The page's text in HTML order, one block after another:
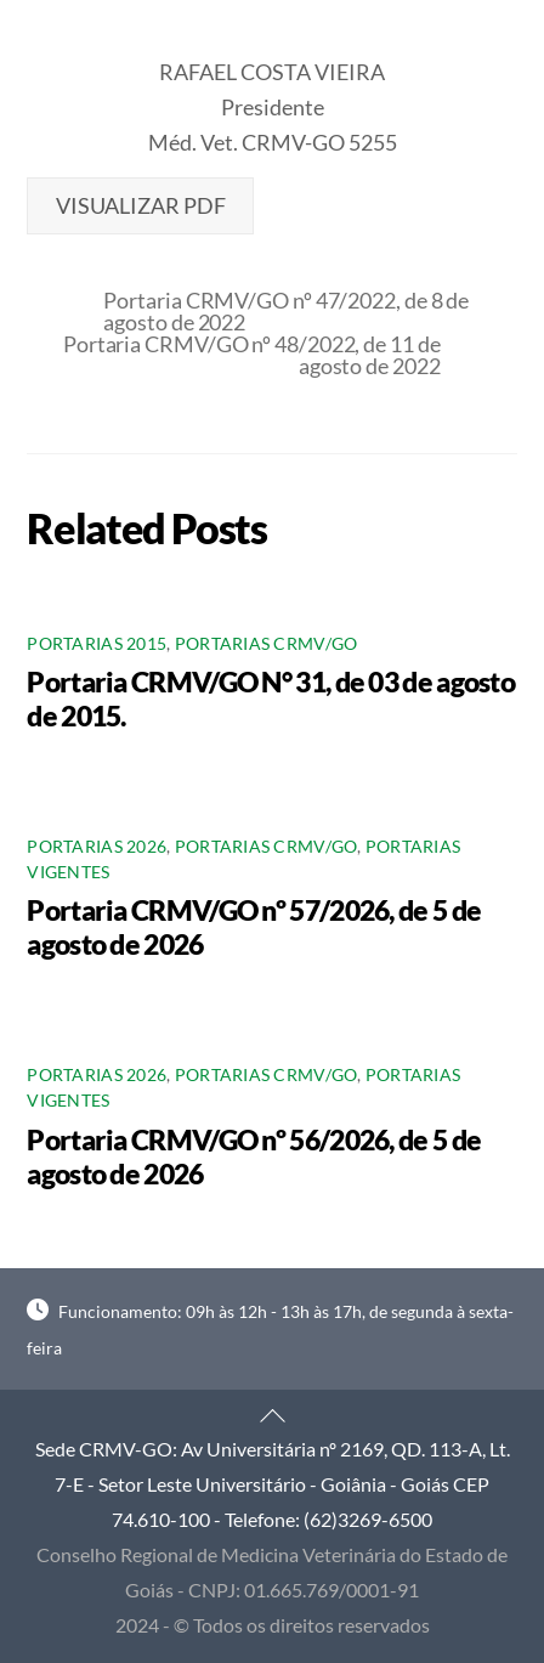
RAFAEL COSTA VIEIRA
Presidente
Méd. Vet. CRMV-GO 5255
VISUALIZAR PDF
Portaria CRMV/GO nº 47/2022, de 8 de
agosto de 2022
Portaria CRMV/GO nº 48/2022, de 11 de
agosto de 2022
Related Posts
PORTARIAS 2015, PORTARIAS CRMV/GO
Portaria CRMV/GO N° 31, de 03 de agosto
de 2015.
PORTARIAS 2026, PORTARIAS CRMV/GO, PORTARIAS
VIGENTES
Portaria CRMV/GO nº 57/2026, de 5 de
agosto de 2026
PORTARIAS 2026, PORTARIAS CRMV/GO, PORTARIAS
VIGENTES
Portaria CRMV/GO nº 56/2026, de 5 de
agosto de 2026
Funcionamento: 09h às 12h - 13h às 17h, de segunda à sexta-
feira
Back
To
Top
Sede CRMV-GO: Av Universitária nº 2169, QD. 113-A, Lt.
7-E - Setor Leste Universitário - Goiânia - Goiás CEP
74.610-100 - Telefone: (62)3269-6500
Conselho Regional de Medicina Veterinária do Estado de
Goiás - CNPJ: 01.665.769/0001-91
2024 - © Todos os direitos reservados